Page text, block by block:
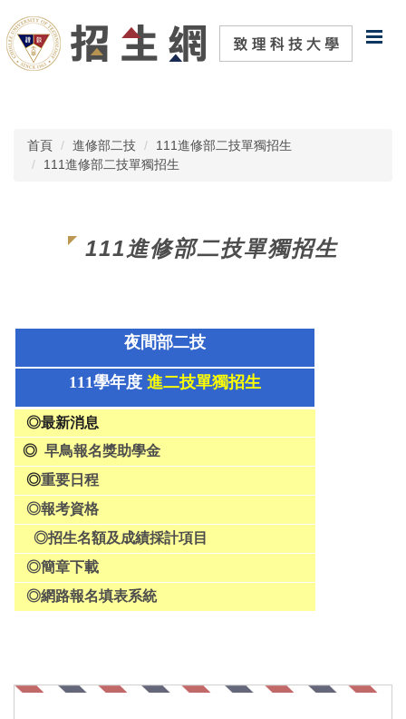
到
主
要
首頁 進修部二技
111進修部二技單獨招生
111進修部二技單獨招生
111進修部二技單獨招生
夜間部二技
111學年度 進二技單獨招生
◎最新消息
◎ 早鳥報名獎助學金
◎重要日程
◎報考資格
◎招生名額及成績採計項目
◎簡章下載
◎網路報名填表系統